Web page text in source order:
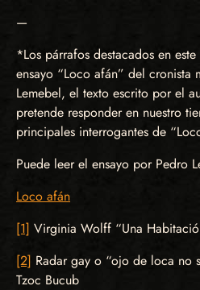
—
*Los párrafos destacados en
ensayo “Loco afán” del cronista
Lemebel, el texto escrito por el
pretende responder en nuestro
principales interrogantes de
Puede leer el ensayo por Pedro
Loco afán
[1] Virginia Wolff “Una
[2] Radar gay o “ojo de loca no
Tzoc Bucub